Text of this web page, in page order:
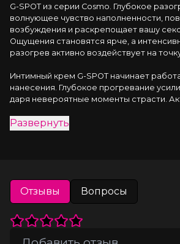
G-SPOT из серии Cosmo. Глубокое
волнующее чувство наполненности,
возбуждения и раскрепощает вашу
Ощущения становятся ярче, а
разогрев активно воздействует на точку
Интимный крем G-SPOT начинает
нанесения. Глубокое прогревание
даря невероятные моменты страсти.
страстным. Откройте новые грани
этим стимулирующим кремом.
ощущений и незабываемых моментов.
Способ применения:
крема на область G перед интимной
Развернуть
Отзывы Вопросы